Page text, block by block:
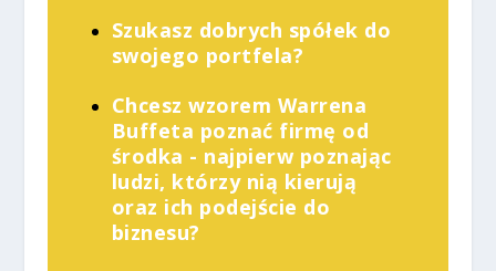
Szukasz dobrych spółek do
swojego portfela?
Chcesz wzorem Warrena
Buffeta poznać firmę od
środka - najpierw poznając
ludzi, którzy nią kierują
oraz ich podejście do
biznesu?